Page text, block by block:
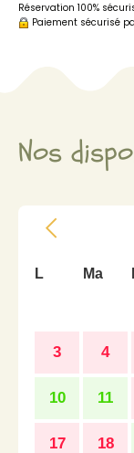
Réservation 100%
Paiement sécurisé
Nos
L Ma
3 4
10 11
17 18